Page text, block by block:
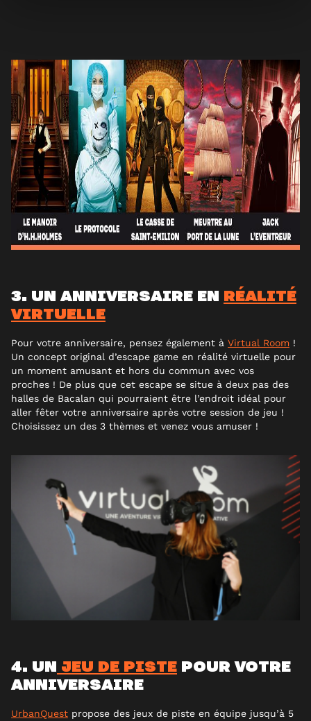
3. UN ANNIVERSAIRE EN RÉALITÉ
VIRTUELLE
Pour votre anniversaire, pensez également à Virtual Room !
Un concept original d’escape game en réalité virtuelle pour
un moment amusant et hors du commun avec vos
proches ! De plus que cet escape se situe à deux pas des
halles de Bacalan qui pourraient être l’endroit idéal pour
aller fêter votre anniversaire après votre session de jeu !
Choisissez un des 3 thèmes et venez vous amuser !
4. UN JEU DE PISTE POUR VOTRE
ANNIVERSAIRE
UrbanQuest propose des jeux de piste en équipe jusqu’à 5